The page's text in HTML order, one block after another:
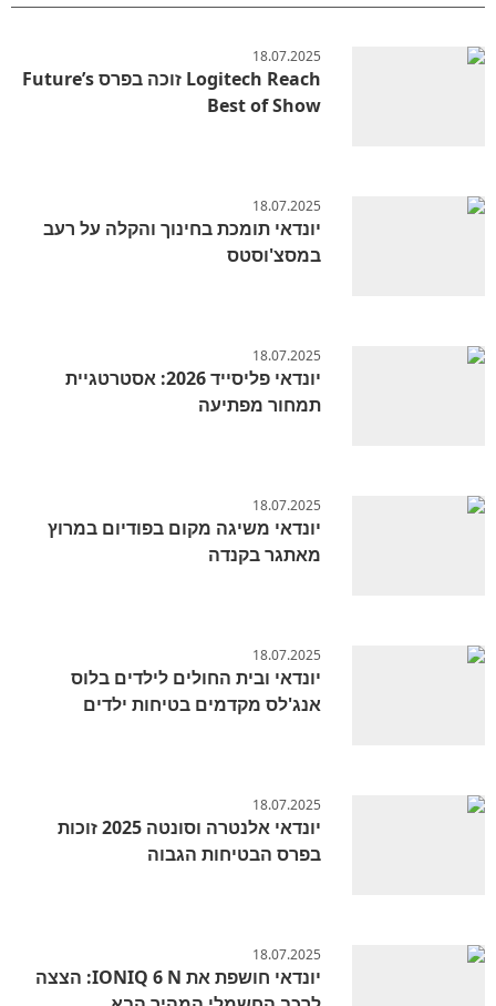
18.07.2025
Logitech Reach זוכה בפרס Future’s
Best of Show
18.07.2025
יונדאי תומכת בחינוך והקלה על רעב
במסצ'וסטס
18.07.2025
יונדאי פליסייד 2026: אסטרטגיית
תמחור מפתיעה
18.07.2025
יונדאי משיגה מקום בפודיום במרוץ
מאתגר בקנדה
18.07.2025
יונדאי ובית החולים לילדים בלוס
אנג'לס מקדמים בטיחות ילדים
18.07.2025
יונדאי אלנטרה וסונטה 2025 זוכות
בפרס הבטיחות הגבוה
18.07.2025
יונדאי חושפת את IONIQ 6 N: הצצה